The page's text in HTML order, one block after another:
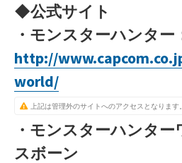
◆公式サイト
・モンスターハンター
http://
world/
上記は管理外のサイトへのアクセスとなります。
・モンスターハンター
スボーン